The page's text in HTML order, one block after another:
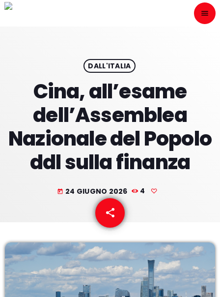
menu
HOME
NUESTRAS FRECUENCIAS
NOTICIAS
CONTACTO
DALL'ITALIA
Cina, all’esame
dell’Assemblea
Nazionale del Popolo
ddl sulla finanza
today 24 GIUGNO 2026 4
share
email